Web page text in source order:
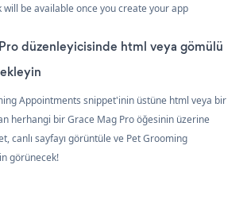
will be available once you create your app
düzenleyicisinde html veya gömülü
Appointments snippet'inin üstüne html veya bir
herhangi bir Grace Mag Pro öğesinin üzerine
canlı sayfayı görüntüle ve Pet Grooming
görünecek!